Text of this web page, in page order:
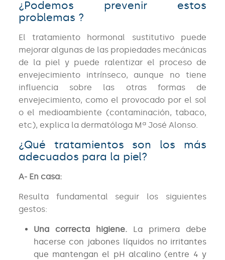
¿Podemos prevenir estos
problemas ?
El tratamiento hormonal sustitutivo puede
mejorar algunas de las propiedades mecánicas
de la piel y puede ralentizar el proceso de
envejecimiento intrínseco, aunque no tiene
influencia sobre las otras formas de
envejecimiento, como el provocado por el sol
o el medioambiente (contaminación, tabaco,
etc), explica la dermatóloga Mª José Alonso.
¿Qué tratamientos son los más
adecuados para la piel?
A- En casa:
Resulta fundamental seguir los siguientes
gestos:
Una correcta higiene.La primera debe
hacerse con jabones líquidos no irritantes
que mantengan el pH alcalino (entre 4 y